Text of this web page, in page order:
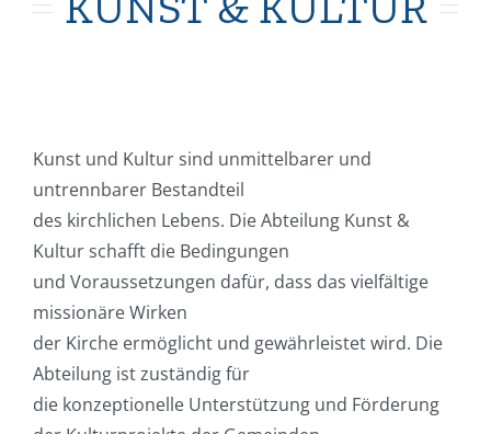
Kunst und Kultur sind unmittelbarer und
untrennbarer Bestandteil
des kirchlichen Lebens. Die Abteilung Kunst &
Kultur schafft die Bedingungen
und Voraussetzungen dafür, dass das vielfältige
missionäre Wirken
der Kirche ermöglicht und gewährleistet wird. Die
Abteilung ist zuständig für
die konzeptionelle Unterstützung und Förderung